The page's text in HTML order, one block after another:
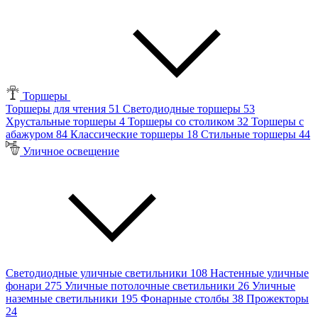
Торшеры
Торшеры для чтения 51 Светодиодные торшеры 53
Хрустальные торшеры 4 Торшеры со столиком 32 Торшеры с
абажуром 84 Классические торшеры 18 Стильные торшеры 44
Уличное освещение
Светодиодные уличные светильники 108 Настенные уличные
фонари 275 Уличные потолочные светильники 26 Уличные
наземные светильники 195 Фонарные столбы 38 Прожекторы
24